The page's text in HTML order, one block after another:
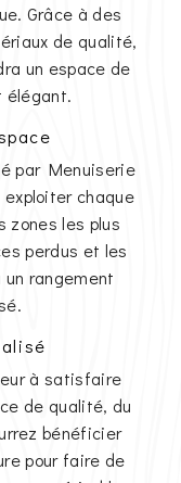
Grâce à des
de qualité,
un espace de
élégant.
par Menuiserie
chaque
zones les plus
perdus et les
rangement
à satisfaire
de qualité, du
bénéficier
pour faire de